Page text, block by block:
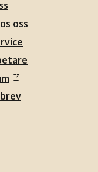
oss